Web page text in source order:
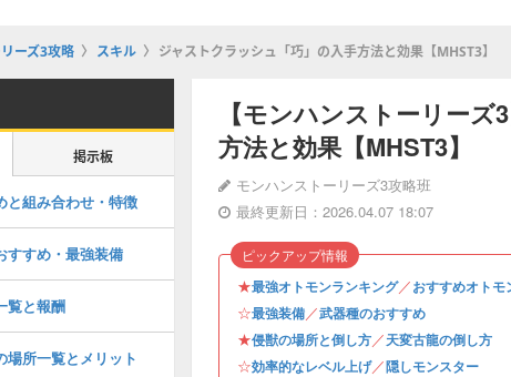
ーズ3攻略 スキル ジャストクラッシュ「巧」の入手方法と効果【MHST3】
【モンハンストーリー
方法と効果【MHST3】
モンハンストーリーズ3攻略班
最終更新日：2026.04.07 18:07
★最強オトモンランキング／おすすめオトモ
☆最強装備／武器種のおすすめ
★侵獣の場所と倒し方／天変古龍の倒し方
☆効率的なレベル上げ／隠しモンスター
ピックアップ情報
掲示板
と組み合わせ・特徴
すすめ・最強装備
覧と報酬
場所一覧とメリット